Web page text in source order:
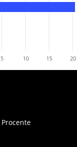
5 10 15 20
Procente